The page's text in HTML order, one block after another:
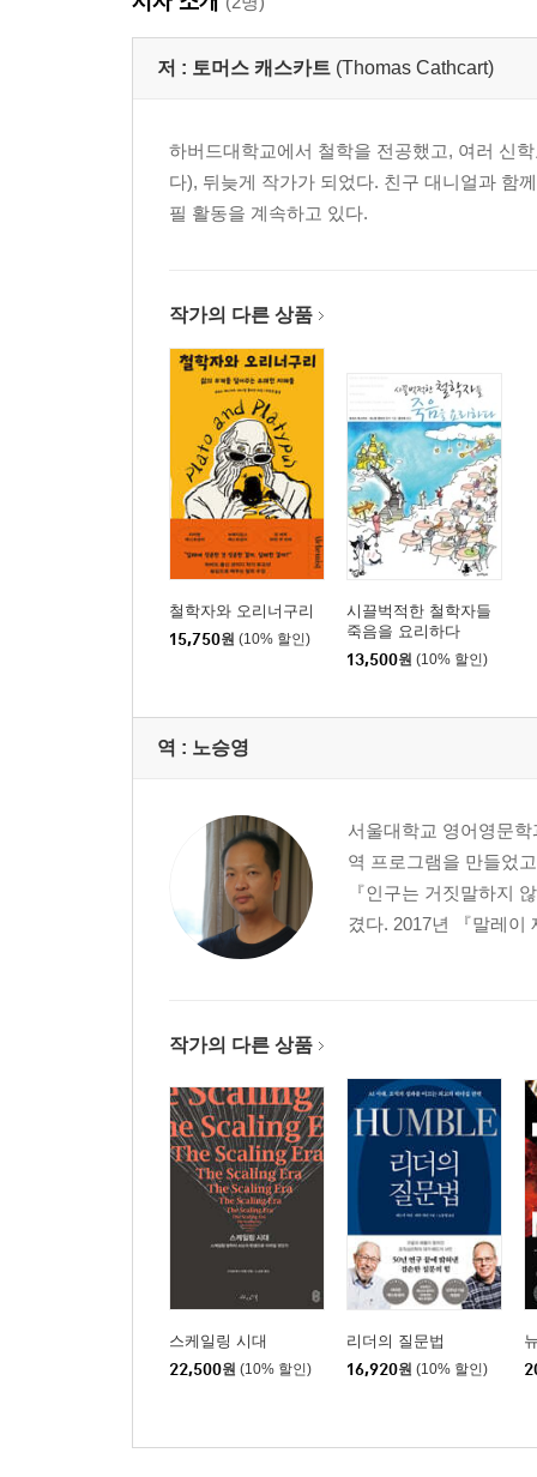
감사의 글
참고 자료"
저 : 토머스 캐스카트 (Thomas Cathcart)
하버드대학교에서 철학을 전공했고, 여러 신
다), 뒤늦게 작가가 되었다. 친구 대니얼과 함
필 활동을 계속하고 있다.
작가의 다른 상품
철학자와 오리너구리
15,750원 (10% 할인)
시끌벅적한 철학자들
죽음을 요리하다
13,500원 (10% 할인)
역 : 노승영
서울대학교 영어영문
역 프로그램을 만들었
『인구는 거짓말하지
겼다. 2017년 『말레이
작가의 다른 상품
스케일링 시대
22,500원 (10% 할인)
리더의 질문법
16,920원 (10% 할인)